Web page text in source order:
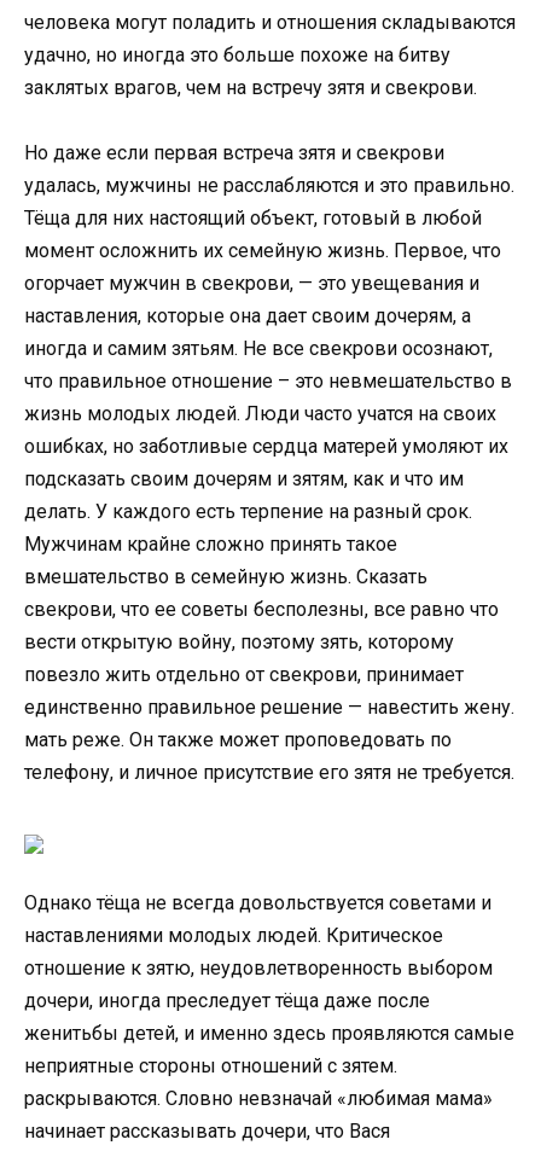
человека могут поладить и отношения складываются
удачно, но иногда это больше похоже на битву
заклятых врагов, чем на встречу зятя и свекрови.
Но даже если первая встреча зятя и свекрови
удалась, мужчины не расслабляются и это правильно.
Тёща для них настоящий объект, готовый в любой
момент осложнить их семейную жизнь. Первое, что
огорчает мужчин в свекрови, — это увещевания и
наставления, которые она дает своим дочерям, а
иногда и самим зятьям. Не все свекрови осознают,
что правильное отношение – это невмешательство в
жизнь молодых людей. Люди часто учатся на своих
ошибках, но заботливые сердца матерей умоляют их
подсказать своим дочерям и зятям, как и что им
делать. У каждого есть терпение на разный срок.
Мужчинам крайне сложно принять такое
вмешательство в семейную жизнь. Сказать
свекрови, что ее советы бесполезны, все равно что
вести открытую войну, поэтому зять, которому
повезло жить отдельно от свекрови, принимает
единственно правильное решение — навестить жену.
мать реже. Он также может проповедовать по
телефону, и личное присутствие его зятя не требуется.
Однако тёща не всегда довольствуется советами и
наставлениями молодых людей. Критическое
отношение к зятю, неудовлетворенность выбором
дочери, иногда преследует тёща даже после
женитьбы детей, и именно здесь проявляются самые
неприятные стороны отношений с зятем.
раскрываются. Словно невзначай «любимая мама»
начинает рассказывать дочери, что Вася